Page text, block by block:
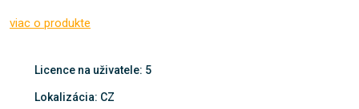
viac o produkte
Licence na uživatele: 5
Lokalizácia: CZ